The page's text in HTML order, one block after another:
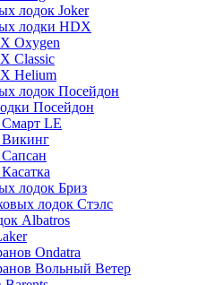
лодок Joker
лодки HDX
Oxygen
Classic
Helium
лодок Посейдон
Посейдон
LE
лодок Бриз
лодок Стэлс
Albatros
Ondatra
Вольный Ветер